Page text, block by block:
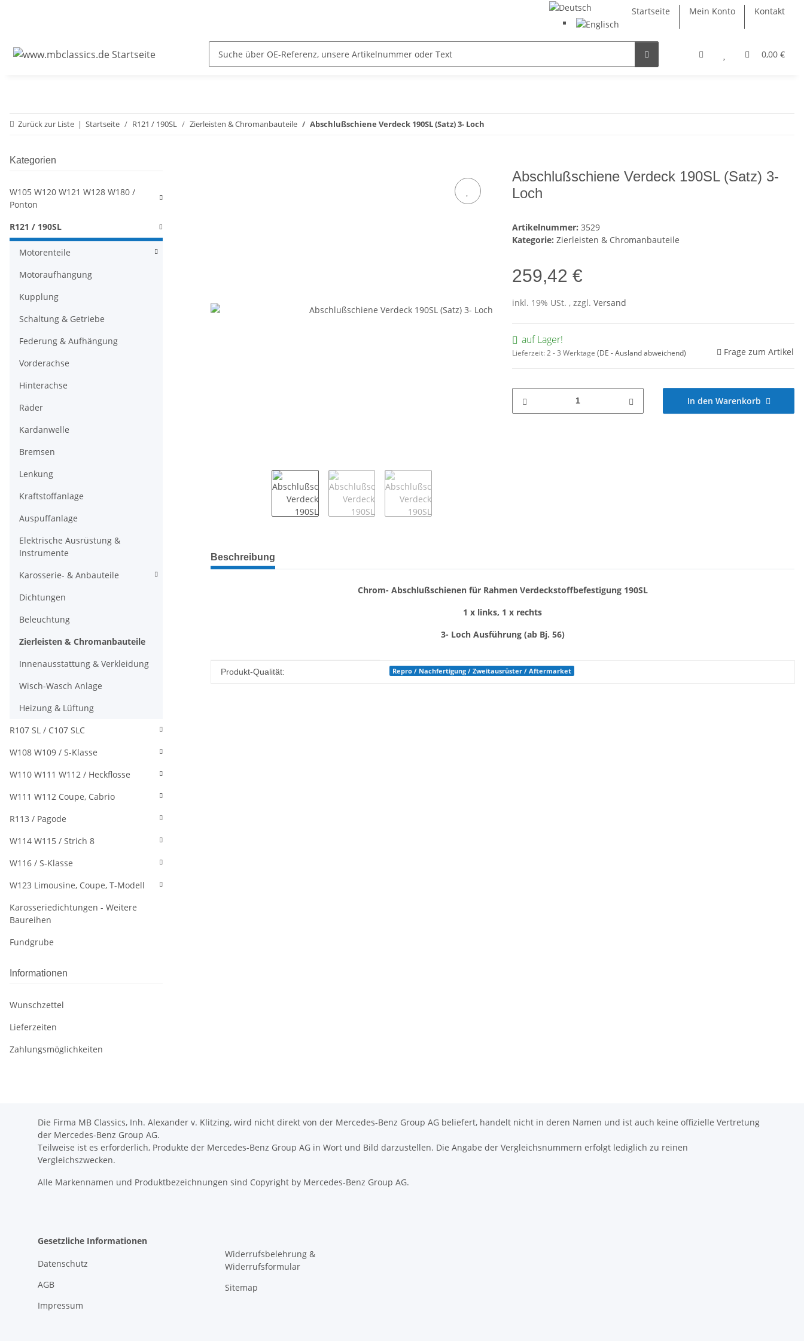
Startseite Mein Konto Kontakt
0,00 €
Zurück zur Liste Startseite R121 / 190SL Zierleisten & Chromanbauteile Abschlußschiene Verdeck 190SL (Satz) 3- Loch
Abschlußschiene Verdeck 190SL (Satz) 3-
Loch
Artikelnummer: 3529
Kategorie: Zierleisten & Chromanbauteile
259,42 €
inkl. 19% USt. , zzgl. Versand
auf Lager!
Lieferzeit:2 - 3 Werktage (DE - Ausland abweichend) Frage zum Artikel
In den Warenkorb
weitere Registerkarten anzeigen
Beschreibung
Chrom- Abschlußschienen für Rahmen Verdeckstoffbefestigung 190SL
1 x links, 1 x rechts
3- Loch Ausführung (ab Bj. 56)
Produkteigenschaft
Wert
Produkt-Qualität: Repro / Nachfertigung / Zweitausrüster / Aftermarket
Kategorien
W105 W120 W121 W128 W180 /
Ponton
R121 / 190SL
Motorenteile
Motoraufhängung
Kupplung
Schaltung & Getriebe
Federung & Aufhängung
Vorderachse
Hinterachse
Räder
Kardanwelle
Bremsen
Lenkung
Kraftstoffanlage
Auspuffanlage
Elektrische Ausrüstung &
Instrumente
Karosserie- & Anbauteile
Dichtungen
Beleuchtung
Zierleisten & Chromanbauteile
Innenausstattung & Verkleidung
Wisch-Wasch Anlage
Heizung & Lüftung
R107 SL / C107 SLC
W108 W109 / S-Klasse
W110 W111 W112 / Heckflosse
W111 W112 Coupe, Cabrio
R113 / Pagode
W114 W115 / Strich 8
W116 / S-Klasse
W123 Limousine, Coupe, T-Modell
Karosseriedichtungen - Weitere
Baureihen
Fundgrube
Informationen
Wunschzettel
Lieferzeiten
Zahlungsmöglichkeiten
Die Firma MB Classics, Inh. Alexander v. Klitzing, wird nicht direkt von der Mercedes-Benz Group AG beliefert, handelt nicht in deren Namen und ist auch keine offizielle Vertretung
der Mercedes-Benz Group AG.
Teilweise ist es erforderlich, Produkte der Mercedes-Benz Group AG in Wort und Bild darzustellen. Die Angabe der Vergleichsnummern erfolgt lediglich zu reinen
Vergleichszwecken.
Alle Markennamen und Produktbezeichnungen sind Copyright by Mercedes-Benz Group AG.
Gesetzliche Informationen
Datenschutz
AGB
Impressum
Widerrufsbelehrung &
Widerrufsformular
Sitemap